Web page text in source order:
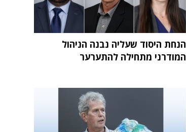
הנחת היסוד שעליה נבנה הניהול
המודרני מתחילה להתערער